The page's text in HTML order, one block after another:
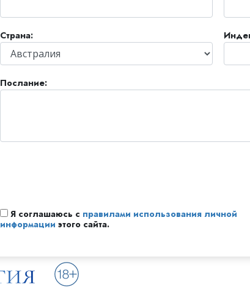
Страна:
Послание:
Я соглашаюсь с правилами использования личной
информации этого сайта.